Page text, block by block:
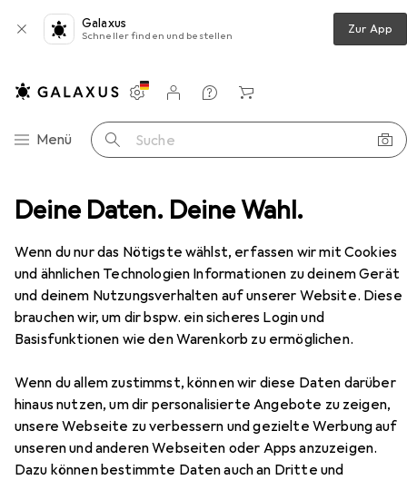
Deine Daten. Deine Wahl.
Wenn du nur das Nötigste wählst, erfassen wir mit Cookies
und ähnlichen Technologien Informationen zu deinem Gerät
und deinem Nutzungsverhalten auf unserer Website. Diese
brauchen wir, um dir bspw. ein sicheres Login und
Basisfunktionen wie den Warenkorb zu ermöglichen.
Wenn du allem zustimmst, können wir diese Daten darüber
hinaus nutzen, um dir personalisierte Angebote zu zeigen,
unsere Webseite zu verbessern und gezielte Werbung auf
unseren und anderen Webseiten oder Apps anzuzeigen.
Dazu können bestimmte Daten auch an Dritte und
Galaxus
Schneller finden und bestellen Zur App
Navigation nach Kategorien
Menü Suche
Einstellungen
Kundenkonto
Vergleichslisten
Merklisten
Warenkorb
Medien Bücher Belletristik The Liars
EUR
11,70
The Liars
Englisch, Katherine Fleet
Zubehör für The Liars